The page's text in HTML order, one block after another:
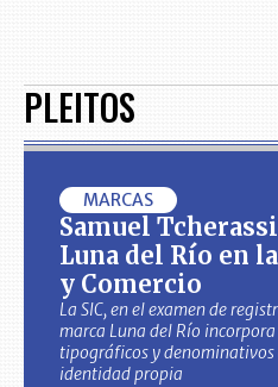
PLEITOS
MARCAS
Samuel
Luna del Río en
y Comercio
La SIC, en el examen de
marca Luna del Río
tipográficos y
identidad propia